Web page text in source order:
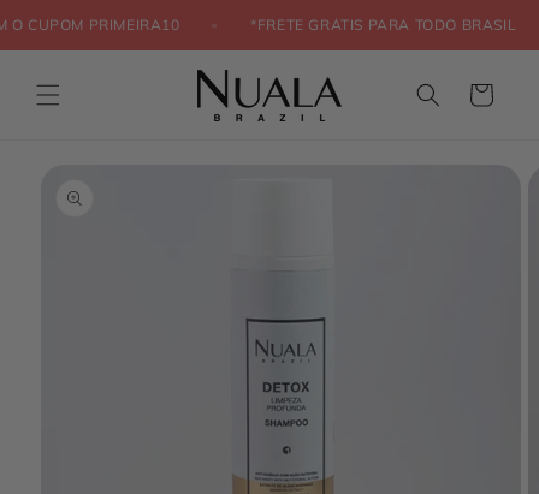
para o
conteúdo
O CUPOM PRIMEIRA10 *FRETE GRÁTIS PARA TODO
Carrinho